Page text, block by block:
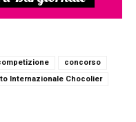
concorso
Internazionale Chocolier